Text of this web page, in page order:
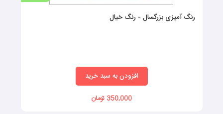
رنگ آمیزی بزرگسال - رنگ خیال
افزودن به سبد خرید
350,000 تومان